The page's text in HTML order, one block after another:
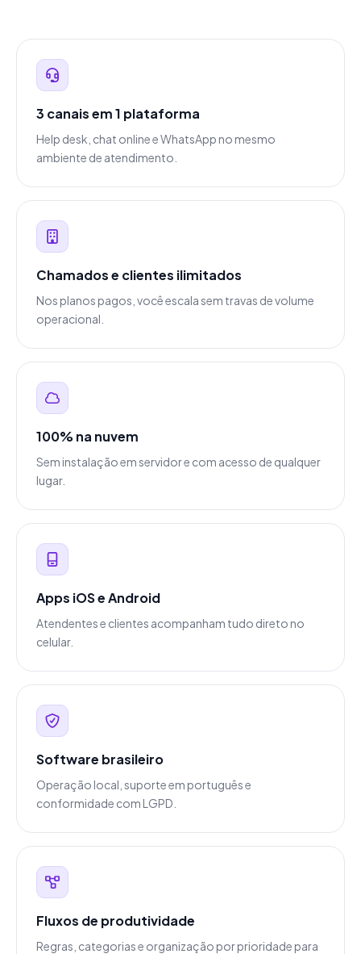
3 canais em 1 plataforma
Help desk, chat online e WhatsApp no mesmo
ambiente de atendimento.
Chamados e clientes ilimitados
Nos planos pagos, você escala sem travas de volume
operacional.
100% na nuvem
Sem instalação em servidor e com acesso de qualquer
lugar.
Apps iOS e Android
Atendentes e clientes acompanham tudo direto no
celular.
Software brasileiro
Operação local, suporte em português e
conformidade com LGPD.
Fluxos de produtividade
Regras, categorias e organização por prioridade para